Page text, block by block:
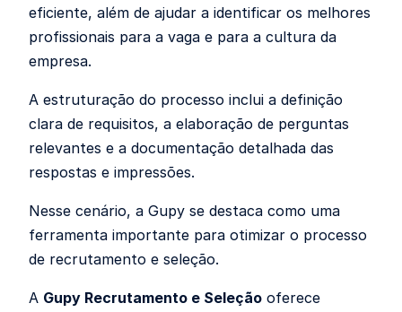
eficiente, além de ajudar a identificar os melhores
profissionais para a vaga e para a cultura da
empresa.
A estruturação do processo inclui a definição
clara de requisitos, a elaboração de perguntas
relevantes e a documentação detalhada das
respostas e impressões.
Nesse cenário, a Gupy se destaca como uma
ferramenta importante para otimizar o processo
de recrutamento e seleção.
A Gupy Recrutamento e Seleção oferece